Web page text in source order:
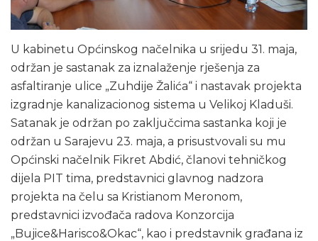
U kabinetu Općinskog načelnika u srijedu 31. maja,
održan je sastanak za iznalaženje rješenja za
asfaltiranje ulice „Zuhdije Žalića“ i nastavak projekta
izgradnje kanalizacionog sistema u Velikoj Kladuši.
Satanak je održan po zaključcima sastanka koji je
održan u Sarajevu 23. maja, a prisustvovali su mu
Općinski načelnik Fikret Abdić, članovi tehničkog
dijela PIT tima, predstavnici glavnog nadzora
projekta na čelu sa Kristianom Meronom,
predstavnici izvođača radova Konzorcija
„Bujice&Harisco&Okac“, kao i predstavnik građana iz